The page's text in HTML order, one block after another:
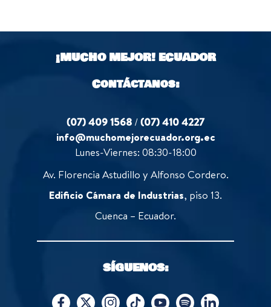
5
t
¡MUCHO MEJOR!ECUADOR
Contáctanos:
(07) 409 1568 /(07) 410 4227
info@muchomejorecuador.org.ec
Lunes-Viernes: 08:30-18:00
Av. Florencia Astudillo y Alfonso Cordero.
Edificio Cámara de Industrias, piso 13.
Cuenca – Ecuador.
SÍGUENOS: